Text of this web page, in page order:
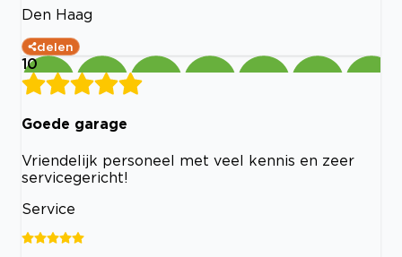
Den Haag
delen
10
Goede garage
Vriendelijk personeel met veel kennis en zeer
servicegericht!
Service